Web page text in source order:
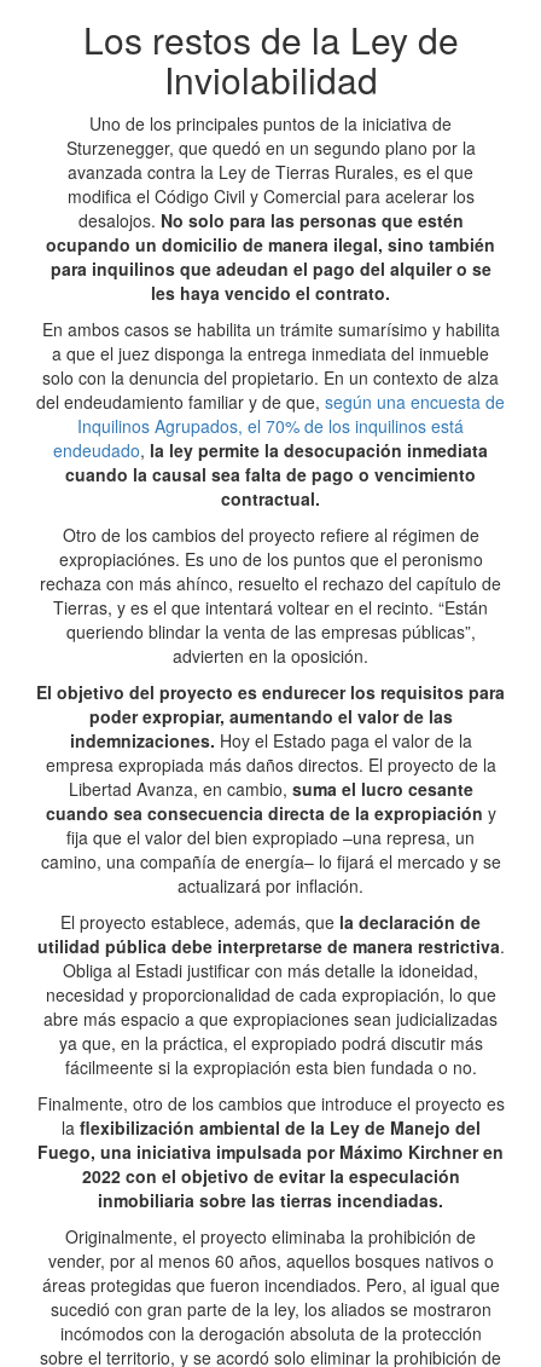
Los restos de la Ley de
Inviolabilidad
Uno de los principales puntos de la iniciativa de
Sturzenegger, que quedó en un segundo plano por la
avanzada contra la Ley de Tierras Rurales, es el que
modifica el Código Civil y Comercial para acelerar los
desalojos. No solo para las personas que estén
ocupando un domicilio de manera ilegal, sino también
para inquilinos que adeudan el pago del alquiler o se
les haya vencido el contrato.
En ambos casos se habilita un trámite sumarísimo y habilita
a que el juez disponga la entrega inmediata del inmueble
solo con la denuncia del propietario. En un contexto de alza
del endeudamiento familiar y de que, según una encuesta de
Inquilinos Agrupados, el 70% de los inquilinos está
endeudado, la ley permite la desocupación inmediata
cuando la causal sea falta de pago o vencimiento
contractual.
Otro de los cambios del proyecto refiere al régimen de
expropiaciónes. Es uno de los puntos que el peronismo
rechaza con más ahínco, resuelto el rechazo del capítulo de
Tierras, y es el que intentará voltear en el recinto. “Están
queriendo blindar la venta de las empresas públicas”,
advierten en la oposición.
El objetivo del proyecto es endurecer los requisitos para
poder expropiar, aumentando el valor de las
indemnizaciones. Hoy el Estado paga el valor de la
empresa expropiada más daños directos. El proyecto de la
Libertad Avanza, en cambio, suma el lucro cesante
cuando sea consecuencia directa de la expropiación y
fija que el valor del bien expropiado –una represa, un
camino, una compañía de energía– lo fijará el mercado y se
actualizará por inflación.
El proyecto establece, además, que la declaración de
utilidad pública debe interpretarse de manera restrictiva.
Obliga al Estadi justificar con más detalle la idoneidad,
necesidad y proporcionalidad de cada expropiación, lo que
abre más espacio a que expropiaciones sean judicializadas
ya que, en la práctica, el expropiado podrá discutir más
fácilmeente si la expropiación esta bien fundada o no.
Finalmente, otro de los cambios que introduce el proyecto es
la flexibilización ambiental de la Ley de Manejo del
Fuego, una iniciativa impulsada por Máximo Kirchner en
2022 con el objetivo de evitar la especulación
inmobiliaria sobre las tierras incendiadas.
Originalmente, el proyecto eliminaba la prohibición de
vender, por al menos 60 años, aquellos bosques nativos o
áreas protegidas que fueron incendiados. Pero, al igual que
sucedió con gran parte de la ley, los aliados se mostraron
incómodos con la derogación absoluta de la protección
sobre el territorio, y se acordó solo eliminar la prohibición de